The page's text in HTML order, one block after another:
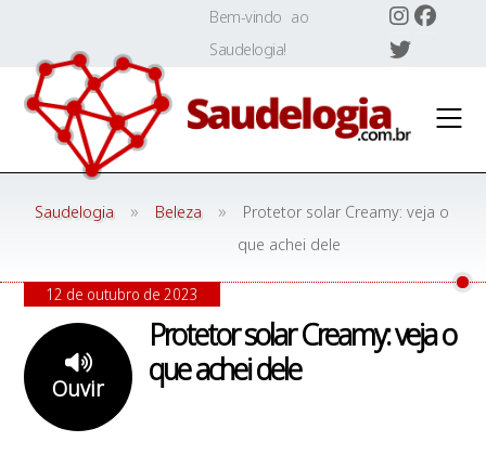
content
Bem-vindo ao
Saudelogia!
Saudelogia » Beleza »
Protetor solar Creamy: veja o
que achei dele
Protetor solar Creamy: veja o
que achei dele
Ouvir
12 de outubro de 2023